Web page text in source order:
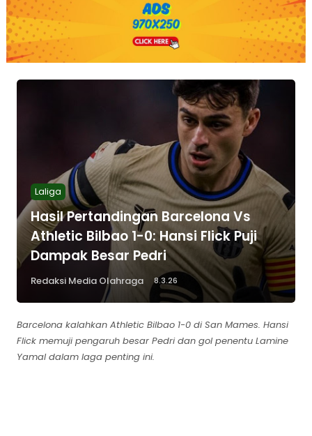
Laliga
Hasil Pertandingan Barcelona Vs
Athletic Bilbao 1-0: Hansi Flick Puji
Dampak Besar Pedri
Redaksi Media Olahraga 8.3.26
Barcelona kalahkan Athletic Bilbao 1-0 di San Mames. Hansi
Flick memuji pengaruh besar Pedri dan gol penentu Lamine
Yamal dalam laga penting ini.